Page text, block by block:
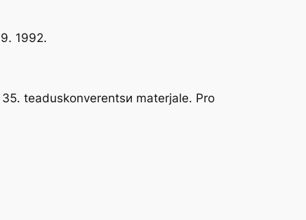
1992.
teaduskonverentsи materjalе. Pro